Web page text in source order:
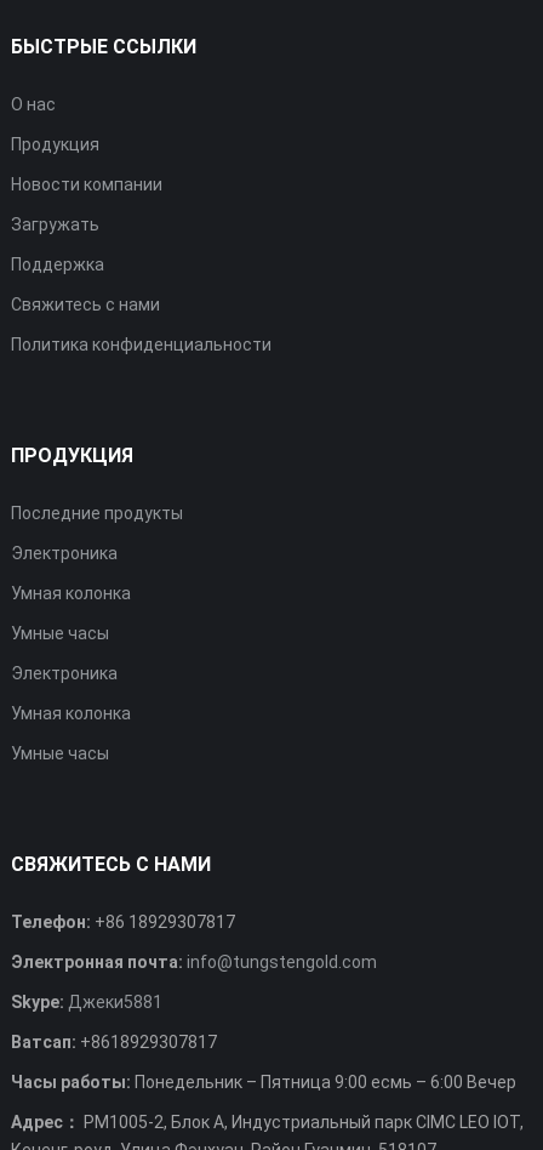
БЫСТРЫЕ ССЫЛКИ
О нас
Продукция
Новости компании
Загружать
Поддержка
Свяжитесь с нами
Политика конфиденциальности
ПРОДУКЦИЯ
Последние продукты
Электроника
Умная колонка
Умные часы
Электроника
Умная колонка
Умные часы
СВЯЖИТЕСЬ С НАМИ
Телефон: +86 18929307817
Электронная почта: info@tungstengold.com
Skype: Джеки5881
Ватсап: +8618929307817
Часы работы: Понедельник – Пятница 9:00 есмь – 6:00 Вечер
Адрес：
РМ1005-2, Блок А, Индустриальный парк CIMC LEO IOT,